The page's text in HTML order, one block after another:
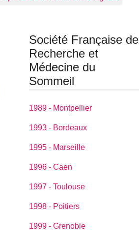
Société Française de
Recherche et
Médecine du
Sommeil
1989 - Montpellier
1993 - Bordeaux
1995 - Marseille
1996 - Caen
1997 - Toulouse
1998 - Poitiers
1999 - Grenoble